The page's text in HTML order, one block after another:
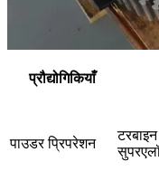
प्रौद्योगिकियाँ
पाउडर प्रिपरेशन